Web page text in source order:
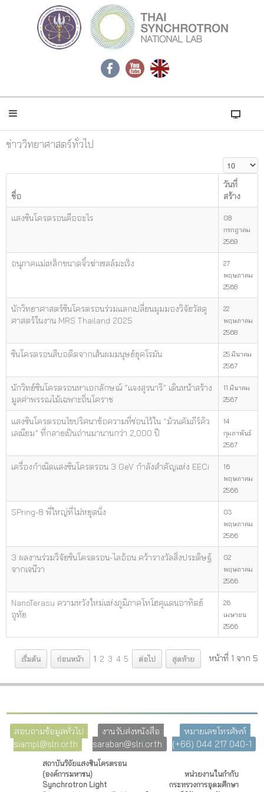
ข่าววิทยาศาสตร์ทั่วไป
แสดง #
ชื่อ
วันที่
สร้าง
แสงซินโครตรอนคืออะไร
08
กรกฎาคม
2569
อนุภาคแม่เหล็กขนาดจิ๋วฆ่าเซลล์มะเร็ง
27
พฤษภาคม
2568
นักวิทยาศาสตร์ซินโครตรอนร่วมแลกเปลี่ยนมุมมองวิจัยวัสดุ
ศาสตร์ในงาน MRS Thailand 2025
22
พฤษภาคม
2568
ซินโครตรอนสืบอดีตจากเส้นผมมนุษย์ยุคโรมัน
25 มีนาคม
2567
นักวิทย์ซินโครตรอนหาเอกลักษณ์ “แจงสุรนารี” เดินหน้าสร้าง
มูลค่าพรรณไม้เฉพาะถิ่นโคราช
11 มีนาคม
2567
แสงซินโครตรอนไขปริศนาข้อความที่ซ่อนไว้ใน “ม้วนคัมภีร์คิว
เลเนียม” ที่กลายเป็นถ่านมานานกว่า 2,000 ปี
14
กุมภาพันธ์
2567
เครื่องกำเนิดแสงซินโครตรอน 3 GeV กำลังสำคัญแห่ง EECi
16
พฤษภาคม
2566
SPring-8 พี่ใหญ่ที่ไม่หยุดนิ่ง
03
พฤษภาคม
2566
3 ผลงานร่วมวิจัยซินโครตรอน-ไลอ้อน คว้ารางวัลสิ่งประดิษฐ์
จากเจนีวา
02
พฤษภาคม
2566
NanoTerasu ความหวังใหม่แห่งภูมิภาคโทโฮคุแดนอาทิตย์
อุทัย
26
เมษายน
2566
หน้าที่ 1 จาก 5
เริ่มต้น ก่อนหน้า 1 2 3 4 5 ต่อไป สุดท้าย
สอบถามข้อมูลทั่วไป :
siampl@slri.or.th
งานรับส่งหนังสือ :
saraban@slri.or.th
หมายเลขโทรศัพท์ :
(+66) 044 217 040-1
สถาบันวิจัยแสงซินโครตรอน
(องค์การมหาชน)
Synchrotron Light
หน่วยงานในกำกับ
กระทรวงการอุดมศึกษา